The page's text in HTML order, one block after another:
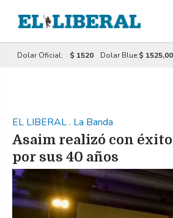
Dolar Oficial: $ 1520 Dolar Blue:$ 1525,00
EL LIBERAL. La Banda
Asaim realizó con
por sus 40 años